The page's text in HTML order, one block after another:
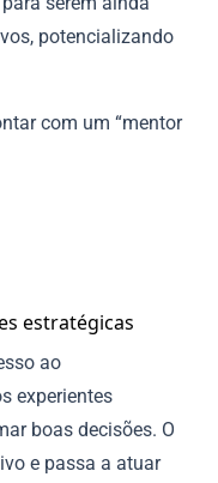
potencializando
com um “mentor
estratégicas
ao
experientes
boas decisões. O
e passa a atuar